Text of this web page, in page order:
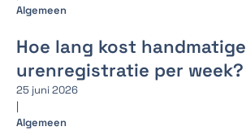
Algemeen
Hoe lang kost handmatige
urenregistratie per week?
25 juni 2026
|
Algemeen